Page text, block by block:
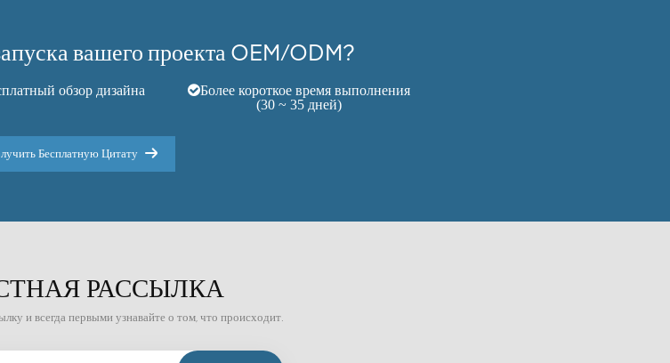
вашего проекта OEM/ODM?
обзор дизайна
Более короткое время выполнения
(30 ~ 35 дней)
Бесплатную Цитату
РАССЫЛКА
и всегда первыми узнавайте о том, что происходит.